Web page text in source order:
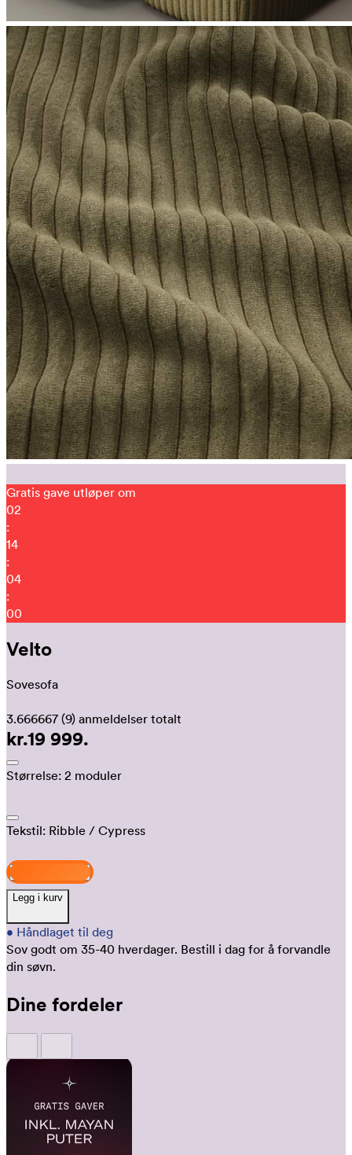
Gratis gave utløper om
02
:
14
:
03
:
55
Velto
Sovesofa
3.666667 (9) anmeldelser totalt
kr.19 999.
Størrelse: 2 moduler
Tekstil: Ribble / Cypress
Legg i kurv
• Håndlaget til deg
Sov godt om 35-40 hverdager. Bestill i dag for å forvandle
din søvn.
Dine fordeler